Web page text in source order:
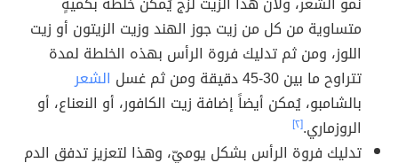
متساوية من كل من زيت جوز الهند وزيت الزيتون أو زيت
اللوز، ومن ثم تدليك فروة الرأس بهذه الخلطة لمدة
تتراوح ما بين 30-45 دقيقة ومن ثم غسل
الشعر
بالشامبو، يُمكن أيضاً إضافة زيت الكافور، أو النعناع، أو
الروزماري.[٢]
تدليك فروة الرأس بشكل يوميّ، وهذا لتعزيز تدفق الدم